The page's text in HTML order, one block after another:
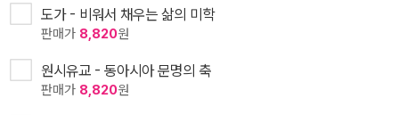
도가 - 비워서 채우는 삶의 미학
판매가 8,820원
원시유교 - 동아시아 문명의 축
판매가 8,820원